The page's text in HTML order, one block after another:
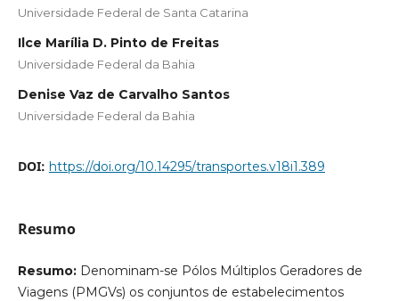
Universidade Federal de Santa Catarina
Ilce Marília D. Pinto de Freitas
Universidade Federal da Bahia
Denise Vaz de Carvalho Santos
Universidade Federal da Bahia
DOI: https://doi.org/10.14295/transportes.v18i1.389
Resumo
Resumo:Denominam-se Pólos Múltiplos Geradores de
Viagens (PMGVs) os conjuntos de estabelecimentos